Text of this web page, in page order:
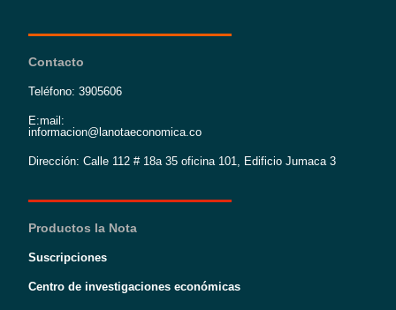
Contacto
Teléfono: 3905606
E:mail:
informacion@lanotaeconomica.co
Dirección: Calle 112 # 18a 35 oficina 101, Edificio Jumaca 3
Productos la Nota
Suscripciones
Centro de investigaciones económicas